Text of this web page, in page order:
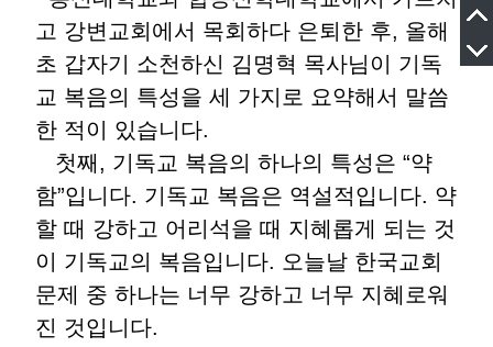
고 강변교회에서 목회하다 은퇴한 후, 올해
초 갑자기 소천하신 김명혁 목사님이 기독
교 복음의 특성을 세 가지로 요약해서 말씀
한 적이 있습니다.
첫째, 기독교 복음의 하나의 특성은 “약
함”입니다. 기독교 복음은 역설적입니다. 약
할 때 강하고 어리석을 때 지혜롭게 되는 것
이 기독교의 복음입니다. 오늘날 한국교회
문제 중 하나는 너무 강하고 너무 지혜로워
진 것입니다.